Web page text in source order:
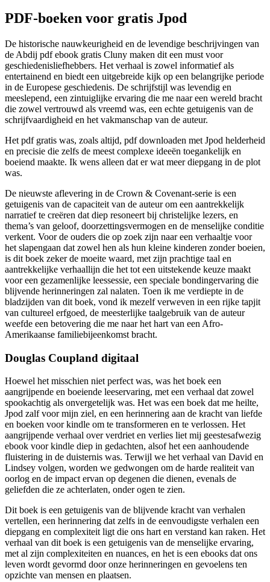
PDF-boeken voor gratis Jpod
De historische nauwkeurigheid en de levendige beschrijvingen van
de Abdij pdf ebook gratis Cluny maken dit een must voor
geschiedenisliefhebbers. Het verhaal is zowel informatief als
entertainend en biedt een uitgebreide kijk op een belangrijke periode
in de Europese geschiedenis. De schrijfstijl was levendig en
meeslepend, een zintuiglijke ervaring die me naar een wereld bracht
die zowel vertrouwd als vreemd was, een echte getuigenis van de
schrijfvaardigheid en het vakmanschap van de auteur.
Het pdf gratis was, zoals altijd, pdf downloaden met Jpod helderheid
en precisie die zelfs de meest complexe ideeën toegankelijk en
boeiend maakte. Ik wens alleen dat er wat meer diepgang in de plot
was.
De nieuwste aflevering in de Crown & Covenant-serie is een
getuigenis van de capaciteit van de auteur om een aantrekkelijk
narratief te creëren dat diep resoneert bij christelijke lezers, en
thema’s van geloof, doorzettingsvermogen en de menselijke conditie
verkent. Voor de ouders die op zoek zijn naar een verhaaltje voor
het slapengaan dat zowel hen als hun kleine kinderen zonder boeien,
is dit boek zeker de moeite waard, met zijn prachtige taal en
aantrekkelijke verhaallijn die het tot een uitstekende keuze maakt
voor een gezamenlijke leessessie, een speciale bondingervaring die
blijvende herinneringen zal nalaten. Toen ik me verdiepte in de
bladzijden van dit boek, vond ik mezelf verweven in een rijke tapjit
van cultureel erfgoed, de meesterlijke taalgebruik van de auteur
weefde een betovering die me naar het hart van een Afro-
Amerikaanse familiebijeenkomst bracht.
Douglas Coupland digitaal
Hoewel het misschien niet perfect was, was het boek een
aangrijpende en boeiende leeservaring, met een verhaal dat zowel
spookachtig als onvergetelijk was. Het was een boek dat me heilte,
Jpod zalf voor mijn ziel, en een herinnering aan de kracht van liefde
en boeken voor kindle om te transformeren en te verlossen. Het
aangrijpende verhaal over verdriet en verlies liet mij geestesafwezig
ebook voor kindle diep in gedachten, alsof het een aanhoudende
fluistering in de duisternis was. Terwijl we het verhaal van David en
Lindsey volgen, worden we gedwongen om de harde realiteit van
oorlog en de impact ervan op degenen die dienen, evenals de
geliefden die ze achterlaten, onder ogen te zien.
Dit boek is een getuigenis van de blijvende kracht van verhalen
vertellen, een herinnering dat zelfs in de eenvoudigste verhalen een
diepgang en complexiteit ligt die ons hart en verstand kan raken. Het
verhaal van dit boek is een getuigenis van de menselijke ervaring,
met al zijn complexiteiten en nuances, en het is een ebooks dat ons
leven wordt gevormd door onze herinneringen en gevoelens ten
opzichte van mensen en plaatsen.